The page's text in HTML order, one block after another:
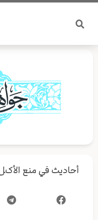
تخطي
المحتوى
أحاديث في منع الأكل